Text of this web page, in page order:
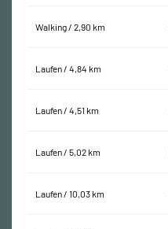
Walking / 2,90 km
Laufen / 4,84 km
Laufen / 4,51 km
Laufen / 5,02 km
Laufen / 10,03 km